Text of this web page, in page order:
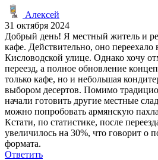
Алексей
31 октября 2024
Добрый день! Я местный житель и
кафе. Действительно, оно переехало
Кисловодской улице. Однако хочу
переезд, а полное обновление
только кафе, но и небольшая
выбором десертов. Помимо
начали готовить другие местные
можно попробовать армянскую
Кстати, по статистике, после
увеличилось на 30%, что говорит о
формата.
Ответить